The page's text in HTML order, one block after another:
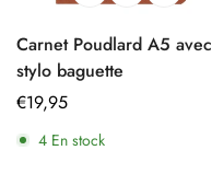
Carnet Poudlard A5 avec
stylo baguette
Prix
régulier
€19,95
4 En stock